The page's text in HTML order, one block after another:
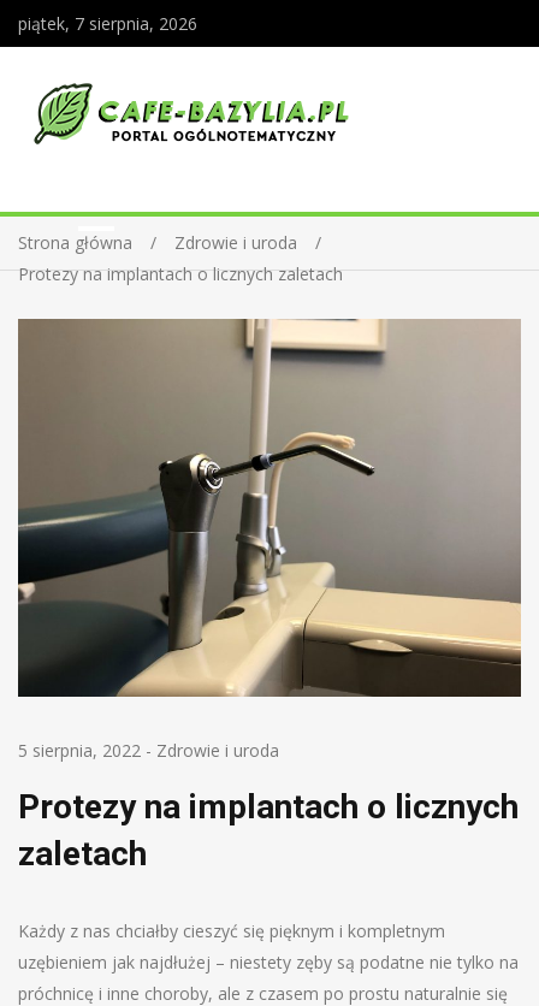
piątek, 7 sierpnia, 2026
Strona główna
Zdrowie i uroda
Protezy na implantach o licznych zaletach
5 sierpnia, 2022 - Zdrowie i uroda
Protezy na implantach o licznych
zaletach
Każdy z nas chciałby cieszyć się pięknym i kompletnym
uzębieniem jak najdłużej – niestety zęby są podatne nie tylko na
próchnicę i inne choroby, ale z czasem po prostu naturalnie się